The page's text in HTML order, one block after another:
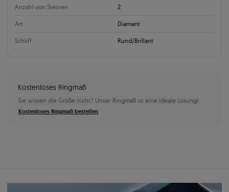
Anzahl von Steinen 2
Art Diamant
Schliff Rund/Brillant
Kostenloses Ringmaß
Sie wissen die Größe nicht? Unser Ringmaß ist eine ideale Lösung!
Kostenloses Ringmaß bestellen